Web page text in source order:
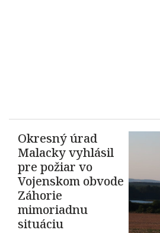
Okresný úrad
Malacky vyhlásil
pre požiar vo
Vojenskom obvode
Záhorie
mimoriadnu
situáciu